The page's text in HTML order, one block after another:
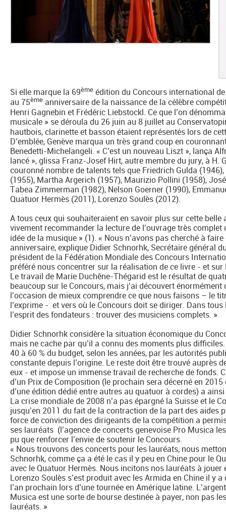
Si elle marque la 69ème édition du Concours international
au 75ème anniversaire de la naissance de la célèbre
Henri Gagnebin et Frédéric Liebstockl. Ce que l’on
musicale » se déroula du 26 juin au 8 juillet au
hautbois, clarinette et basson étaient représentés lors de
D’emblée, Genève marqua un très grand coup en
Benedetti-Michelangeli. « C’est un nouveau Liszt », lança
lancé », glissa Franz-Josef Hirt, autre membre du jury, à H.
couronné nombre de talents tels que Friedrich Gulda
(1955), Martha Argerich (1957), Maurizio Pollini (1958),
Tabea Zimmerman (1982), Nelson Goerner (1990),
Quatuor Hermès (2011), Lorenzo Soulès (2012).
A tous ceux qui souhaiteraient en savoir plus sur cette
vivement recommander la lecture de l’ouvrage très
idée de la musique » (1). « Nous n’avons pas cherché à
anniversaire, explique Didier Schnorhk, Secrétaire général
président de la Fédération Mondiale des Concours
préféré nous concentrer sur la réalisation de ce livre - et sur
Le travail de Marie Duchêne-Thégarid est le résultat de
beaucoup sur le Concours, mais j’ai découvert
l’occasion de mieux comprendre ce que nous faisons – le
l’exprime - et vers où le Concours doit se diriger. Dans
l’esprit des fondateurs : trouver des musiciens complets. »
Didier Schnorhk considère la situation économique du
mais ne cache par qu’il a connu des moments plus
40 à 60 % du budget, selon les années, par les autorités
constante depuis l’origine. Le reste doit être trouvé auprès
eux - et impose un immense travail de recherche de fonds.
d’un Prix de Composition (le prochain sera décerné en
d’une édition dédié entre autres au quatuor à cordes) a
La crise mondiale de 2008 n’a pas épargné la Suisse et le
jusqu’en 2011 du fait de la contraction de la part des aides
force de conviction des dirigeants de la compétition a
ses lauréats (l’agence de concerts genevoise Pro Musica
pu que renforcer l’envie de soutenir le Concours.
« Nous trouvons des concerts pour les lauréats, nous
Schnorhk, comme ça a été le cas il y peu en Chine pour le
avec le Quatuor Hermès. Nous incitons nos lauréats à
Lorenzo Soulès s’est produit avec les Armida en Chine il y
l’an prochain lors d’une tournée en Amérique latine.
Musica est une sorte de bourse destinée à payer, non pas
lauréats. »